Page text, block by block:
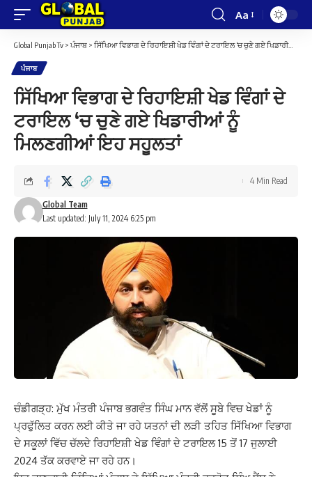
Font
Resizer
Aa
Global Punjab Tv > ਪੰਜਾਬ > ਸਿੱਖਿਆ ਵਿਭਾਗ ਦੇ ਰਿਹਾਇਸ਼ੀ ਖੇਡ ਵਿੰਗਾਂ ਦੇ ਟਰਾਇਲ ‘ਚ ਚੁਣੇ ਗਏ ਖਿਡਾਰੀਆਂ ਨੂੰ ਮਿਲਣਗੀਆਂ ਇਹ ਸਹੂਲਤਾਂ
ਪੰਜਾਬ
ਸਿੱਖਿਆ ਵਿਭਾਗ ਦੇ ਰਿਹਾਇਸ਼ੀ ਖੇਡ ਵਿੰਗਾਂ ਦੇ
ਟਰਾਇਲ ‘ਚ ਚੁਣੇ ਗਏ ਖਿਡਾਰੀਆਂ ਨੂੰ
ਮਿਲਣਗੀਆਂ ਇਹ ਸਹੂਲਤਾਂ
Last updated: July 11, 2024 6:25 pm
Global Team
4 Min Read
ਚੰਡੀਗੜ੍ਹ: ਮੁੱਖ ਮੰਤਰੀ ਪੰਜਾਬ ਭਗਵੰਤ ਸਿੰਘ ਮਾਨ ਵੱਲੋਂ ਸੂਬੇ ਵਿਚ ਖੇਡਾਂ ਨੂੰ
ਪ੍ਰਫੁੱਲਿਤ ਕਰਨ ਲਈ ਕੀਤੇ ਜਾ ਰਹੇ ਯਤਨਾਂ ਦੀ ਲੜੀ ਤਹਿਤ ਸਿੱਖਿਆ ਵਿਭਾਗ
ਦੇ ਸਕੂਲਾਂ ਵਿੱਚ ਚੱਲਦੇ ਰਿਹਾਇਸ਼ੀ ਖੇਡ ਵਿੰਗਾਂ ਦੇ ਟਰਾਇਲ 15 ਤੋਂ 17 ਜੁਲਾਈ
2024 ਤੱਕ ਕਰਵਾਏ ਜਾ ਰਹੇ ਹਨ।